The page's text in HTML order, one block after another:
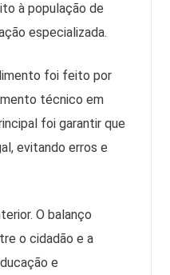
à população de
especializada.
foi feito por
técnico em
foi garantir que
evitando erros e
O balanço
o cidadão e a
e